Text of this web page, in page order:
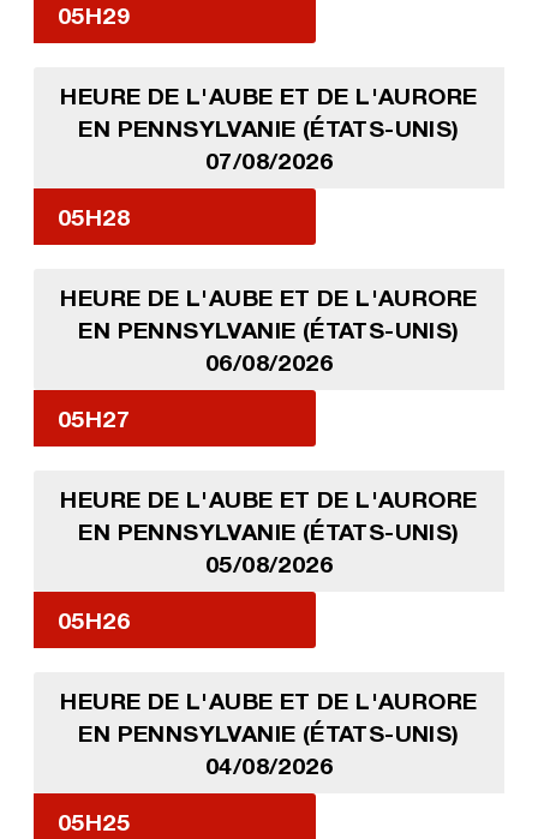
05H29
HEURE DE L'AUBE ET DE L'AURORE
EN PENNSYLVANIE (ÉTATS-UNIS)
07/08/2026
05H28
HEURE DE L'AUBE ET DE L'AURORE
EN PENNSYLVANIE (ÉTATS-UNIS)
06/08/2026
05H27
HEURE DE L'AUBE ET DE L'AURORE
EN PENNSYLVANIE (ÉTATS-UNIS)
05/08/2026
05H26
HEURE DE L'AUBE ET DE L'AURORE
EN PENNSYLVANIE (ÉTATS-UNIS)
04/08/2026
05H25